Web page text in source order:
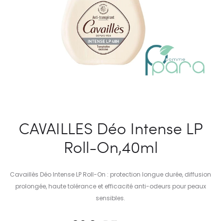
CAVAILLES Déo Intense LP
Roll-On,40ml
Cavaillès Déo Intense LP Roll-On : protection longue durée, diffusion
prolongée, haute tolérance et efficacité anti-odeurs pour peaux
sensibles.